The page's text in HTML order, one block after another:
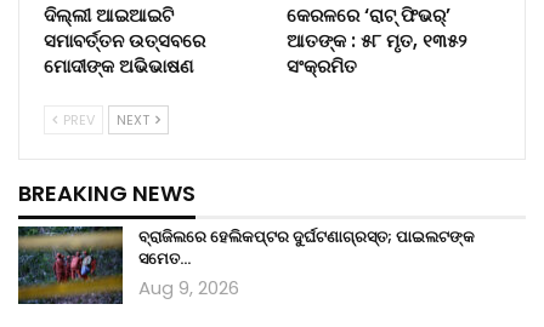
ଦିଲ୍ଲୀ ଆଇଆଇଟି
ସମାବର୍ତ୍ତନ ଉତ୍ସବରେ
ମୋଦୀଙ୍କ ଅଭିଭାଷଣ
କେରଳରେ ‘ରାଟ୍ ଫିଭର୍’
ଆତଙ୍କ : ୫୮ ମୃତ, ୧୩୫୨
ସଂକ୍ରମିତ
PREV NEXT
BREAKING NEWS
ବ୍ରାଜିଲରେ ହେଲିକପ୍ଟର ଦୁର୍ଘଟଣାଗ୍ରସ୍ତ; ପାଇଲଟଙ୍କ
ସମେତ…
Aug 9, 2026